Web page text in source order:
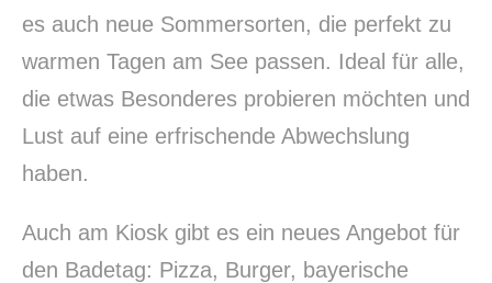
es auch neue Sommersorten, die perfekt zu
warmen Tagen am See passen. Ideal für alle,
die etwas Besonderes probieren möchten und
Lust auf eine erfrischende Abwechslung
haben.
Auch am Kiosk gibt es ein neues Angebot für
den Badetag: Pizza, Burger, bayerische